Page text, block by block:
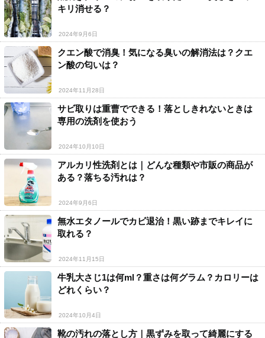
キリ消せる？
2024年9月6日
クエン酸で消臭！気になる臭いの解消法は？クエ
ン酸の匂いは？
2024年11月28日
サビ取りは重曹でできる！落としきれないときは
専用の洗剤を使おう
2024年10月10日
アルカリ性洗剤とは｜どんな種類や市販の商品が
ある？落ちる汚れは？
2024年9月6日
無水エタノールでカビ退治！黒い跡までキレイに
取れる？
2024年11月15日
牛乳大さじ1は何ml？重さは何グラム？カロリーは
どれくらい？
2024年10月4日
靴の汚れの落とし方｜黒ずみを取って綺麗にする